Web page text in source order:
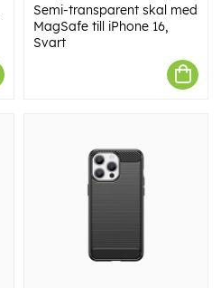
Semi-transparent skal med
MagSafe till iPhone 16,
Svart